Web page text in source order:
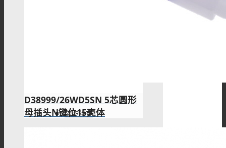
储能线束
D38999/26WD5SN 5芯圆形
母插头N键位15壳体